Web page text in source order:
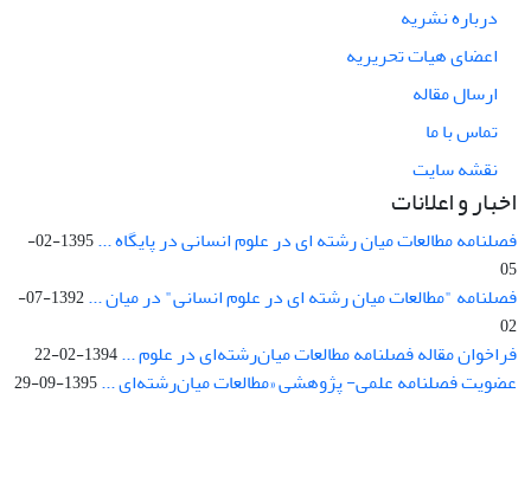
درباره نشریه
اعضای هیات تحریریه
ارسال مقاله
تماس با ما
نقشه سایت
اخبار و اعلانات
فصلنامه مطالعات میان رشته ای در علوم انسانی در پایگاه ...
1395-02-
05
فصلنامه "مطالعات میان رشته ای در علوم انسانی" در میان ...
1392-07-
02
فراخوان مقاله فصلنامه مطالعات میان‌رشته‌ای در علوم ...1394-02-22
عضویت فصلنامه علمی- پژوهشی «مطالعات میان‌رشته‌ای ...1395-09-29